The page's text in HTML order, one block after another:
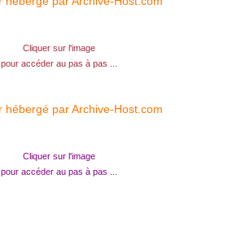
Cliquer sur l'image
pour accéder au pas à pas ...
Cliquer sur l'image
pour accéder au pas à pas ...